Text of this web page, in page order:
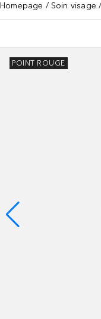
Homepage Soin visage
POINT ROUGE